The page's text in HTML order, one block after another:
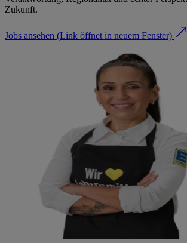
Zukunft.
Jobs ansehen (Link öffnet in neuem Fenster)